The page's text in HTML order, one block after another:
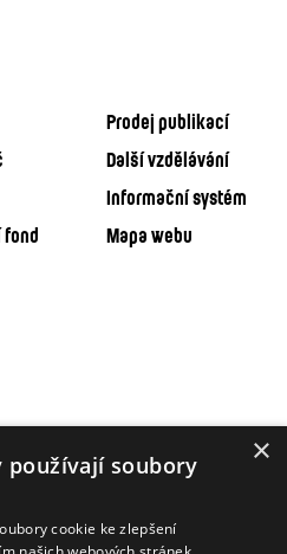
Prodej publikací
Další vzdělávání
Informační systém
fond Mapa webu
×
používají soubory
cookie ke zlepšení